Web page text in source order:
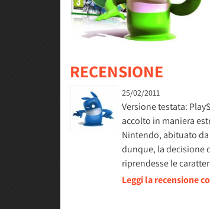
RECENSIONE
25/02/2011
Versione testata:
accolto in maniera
Nintendo, abituato
dunque, la decisione
riprendesse le
Leggi la recensione